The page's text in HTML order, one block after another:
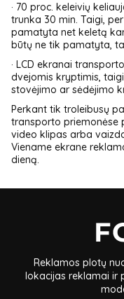
· 70 proc. keleivių
trunka 30 min. Taigi,
pamatyta net keletą
būtų ne tik pamatyta,
· LCD ekranai
dvejomis kryptimis,
stovėjimo ar sėdėjimo
Perkant tik troleibusų
transporto priemonėse
video klipas arba
Viename ekrane
dieną.
Reklamos plotų
lokacijas reklamai ir